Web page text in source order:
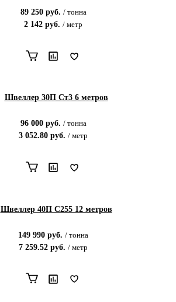
89 250руб. / тонна
2 142 руб. / метр
Швеллер 30П Ст3 6 метров
96 000руб. / тонна
3 052.80 руб. / метр
Швеллер 40П С255 12 метров
149 990 руб. / тонна
7 259.52 руб. / метр